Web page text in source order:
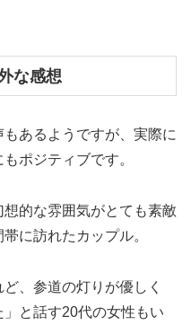
な感想
あるようですが、実際に
ポジティブです。
想的な雰囲気がとても素敵
に訪れたカップル。
、参道の灯りが優しく
と話す20代の女性もい